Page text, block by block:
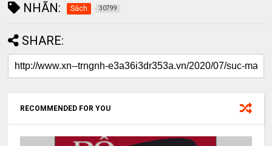
NHÃN: Sách 30799
SHARE:
RECOMMENDED FOR YOU